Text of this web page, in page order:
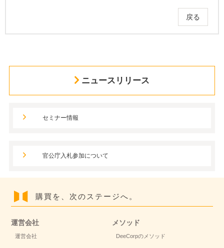
戻る
ニュースリリース
セミナー情報
官公庁入札参加について
購買を、次のステージへ。
運営会社
運営会社
メソッド
DeeCorpのメソッド